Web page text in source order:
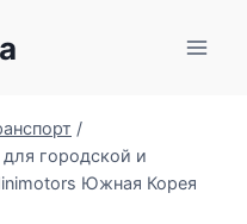
/
городской и
Южная Корея